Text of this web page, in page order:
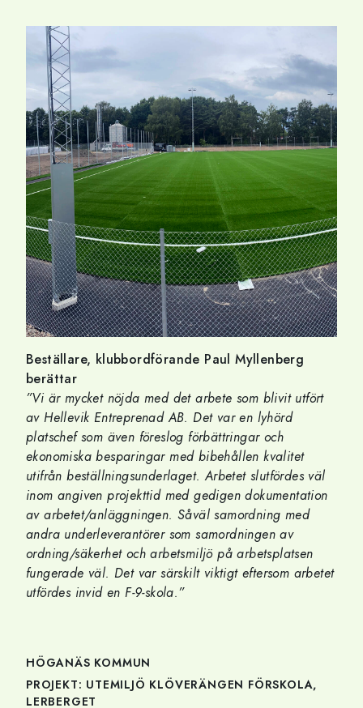
Beställare, klubbordförande Paul Myllenberg
berättar
”Vi är mycket nöjda med det arbete som blivit utfört
av Hellevik Entreprenad AB. Det var en lyhörd
platschef som även föreslog förbättringar och
ekonomiska besparingar med bibehållen kvalitet
utifrån beställningsunderlaget. Arbetet slutfördes väl
inom angiven projekttid med gedigen dokumentation
av arbetet/anläggningen. Såväl samordning med
andra underleverantörer som samordningen av
ordning/säkerhet och arbetsmiljö på arbetsplatsen
fungerade väl. Det var särskilt viktigt eftersom arbetet
utfördes invid en F-9-skola.”
HÖGANÄS KOMMUN
PROJEKT: UTEMILJÖ KLÖVERÄNGEN FÖRSKOLA,
LERBERGET